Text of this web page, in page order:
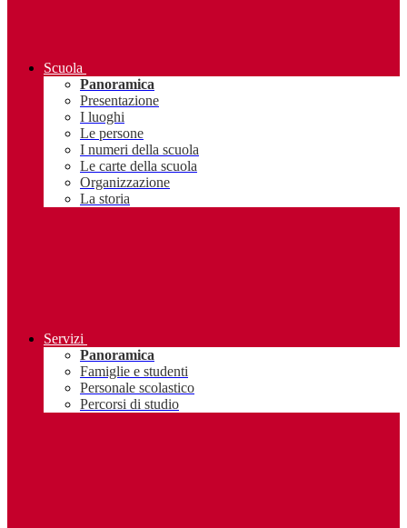
Scuola
Panoramica
Presentazione
I luoghi
Le persone
I numeri della scuola
Le carte della scuola
Organizzazione
La storia
Servizi
Panoramica
Famiglie e studenti
Personale scolastico
Percorsi di studio